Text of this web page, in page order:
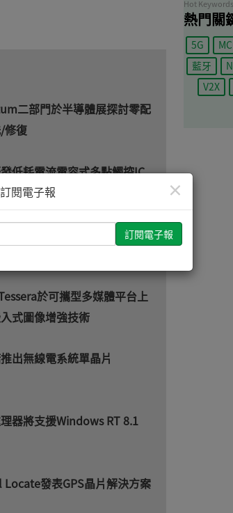
二部門於半導體展探討零配
修復
低耗電流電容式多點觸控IC
於可攜型多媒體平台上
式圖像增強技術
出無線電系統單晶片
器將支援Windows RT 8.1
Locate發表GPS晶片解決方案
Hot Keywords
熱門關
5G
藍牙
V2X
×
閱電子報